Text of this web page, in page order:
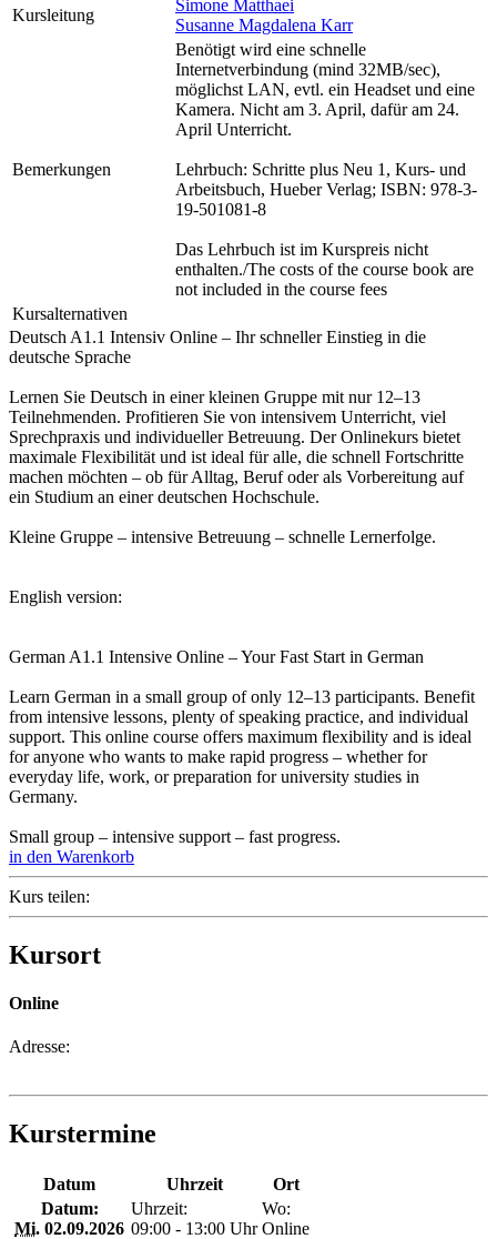
Kursleitung
Simone Matthaei
Susanne Magdalena Karr
Bemerkungen
Benötigt wird eine schnelle
Internetverbindung (mind 32MB/sec),
möglichst LAN, evtl. ein Headset und eine
Kamera. Nicht am 3. April, dafür am 24.
April Unterricht.
Lehrbuch: Schritte plus Neu 1, Kurs- und
Arbeitsbuch, Hueber Verlag; ISBN: 978-3-
19-501081-8
Das Lehrbuch ist im Kurspreis nicht
enthalten./The costs of the course book are
not included in the course fees
Kursalternativen
Deutsch A1.1 Intensiv Online – Ihr schneller Einstieg in die
deutsche Sprache
Lernen Sie Deutsch in einer kleinen Gruppe mit nur 12–13
Teilnehmenden. Profitieren Sie von intensivem Unterricht, viel
Sprechpraxis und individueller Betreuung. Der Onlinekurs bietet
maximale Flexibilität und ist ideal für alle, die schnell Fortschritte
machen möchten – ob für Alltag, Beruf oder als Vorbereitung auf
ein Studium an einer deutschen Hochschule.
Kleine Gruppe – intensive Betreuung – schnelle Lernerfolge.
English version:
German A1.1 Intensive Online – Your Fast Start in German
Learn German in a small group of only 12–13 participants. Benefit
from intensive lessons, plenty of speaking practice, and individual
support. This online course offers maximum flexibility and is ideal
for anyone who wants to make rapid progress – whether for
everyday life, work, or preparation for university studies in
Germany.
Small group – intensive support – fast progress.
in den Warenkorb
Kurs teilen:
Kursort
Online
Adresse:
Kurstermine
Datum Uhrzeit
Ort
Datum:
Mi. 02.09.2026
Uhrzeit:
09:00 - 13:00 Uhr
Wo:
Online